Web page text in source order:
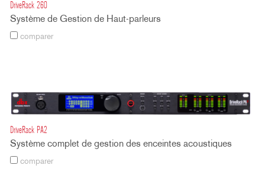
DriveRack 260
Système de Gestion de Haut-parleurs
comparer
DriveRack PA2
Système complet de gestion des enceintes acoustiques
comparer